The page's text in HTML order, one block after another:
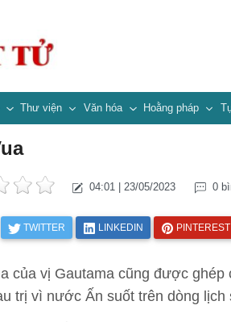
Thư viện Văn hóa Hoằng pháp
04:01 | 23/05/2023 0
TWITTER LINKEDIN PINTEREST
của vị Gautama cũng được ghép
trị vì nước Ấn suốt trên dòng lịch